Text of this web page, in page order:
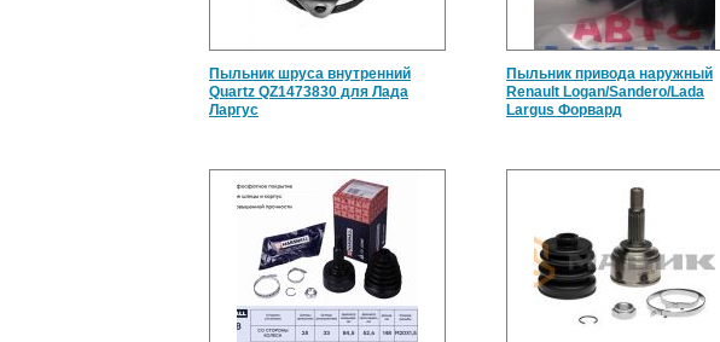
Пыльник шруса внутренний
Quartz QZ1473830 для Лада
Ларгус
Пыльник привода наружный
Renault Logan/Sandero/Lada
Largus Форвард